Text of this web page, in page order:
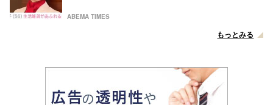
ABEMA TIMES
もっとみる